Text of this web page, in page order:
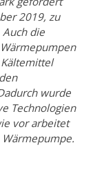
2019, zu
die
wurde
Technologien
vor arbeitet